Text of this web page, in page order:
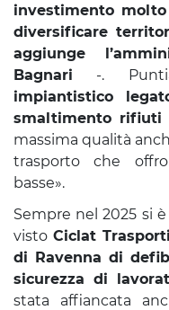
investimento molto
diversificare
aggiunge
Bagnari -.
impiantistico
smaltimento rifiuti
massima qualità
trasporto che
basse».
Sempre nel 2025 si
visto Ciclat
di Ravenna di
sicurezza di
stata affiancata